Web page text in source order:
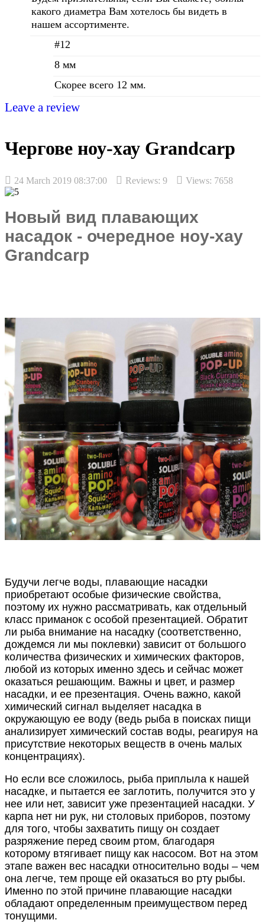
какого диаметра Вам хотелось бы видеть в
нашем ассортименте.
#12
8 мм
Скорее всего 12 мм.
Leave a review
Чергове ноу-хау Grandcarp
24 March 2019 08:37:00 Reviews: 9 Views: 7658
Новый вид плавающих
насадок - очередное ноу-хау
Grandcarp
Будучи легче воды, плавающие насадки
приобретают особые физические свойства,
поэтому их нужно рассматривать, как отдельный
класс приманок с особой презентацией. Обратит
ли рыба внимание на насадку (соответственно,
дождемся ли мы поклевки) зависит от большого
количества физических и химических факторов,
любой из которых именно здесь и сейчас может
оказаться решающим. Важны и цвет, и размер
насадки, и ее презентация. Очень важно, какой
химический сигнал выделяет насадка в
окружающую ее воду (ведь рыба в поисках пищи
анализирует химический состав воды, реагируя на
присутствие некоторых веществ в очень малых
концентрациях).
Но если все сложилось, рыба приплыла к нашей
насадке, и пытается ее заглотить, получится это у
нее или нет, зависит уже презентацией насадки. У
карпа нет ни рук, ни столовых приборов, поэтому
для того, чтобы захватить пищу он создает
разряжение перед своим ртом, благодаря
которому втягивает пищу как насосом. Вот на этом
этапе важен вес насадки относительно воды – чем
она легче, тем проще ей оказаться во рту рыбы.
Именно по этой причине плавающие насадки
обладают определенным преимуществом перед
тонущими.